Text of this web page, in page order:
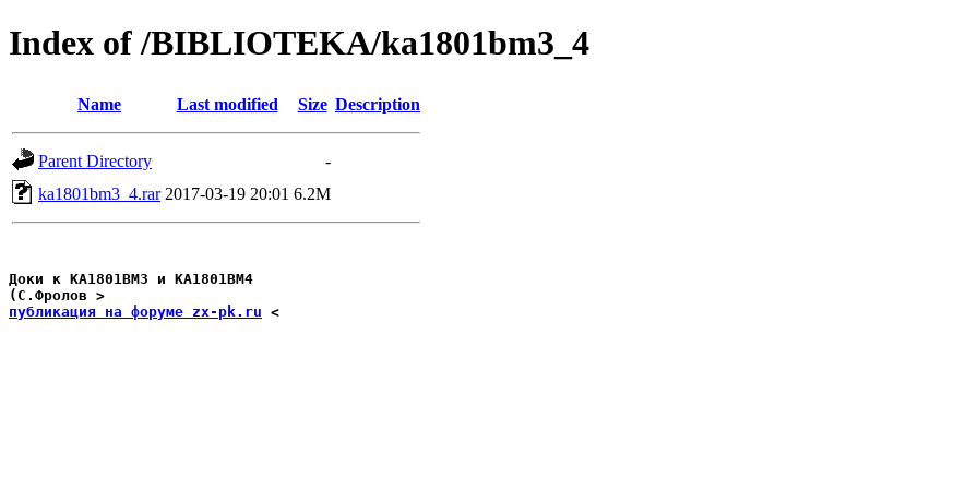
Index of /BIBLIOTEKA/ka1801bm3_4
Name Last modified Size Description
Parent Directory
-
ka1801bm3_4.rar 2017-03-19 20:01 6.2M
Доки к КА1801ВМ3 и КА1801ВМ4
публикация на форуме zx-pk.ru <